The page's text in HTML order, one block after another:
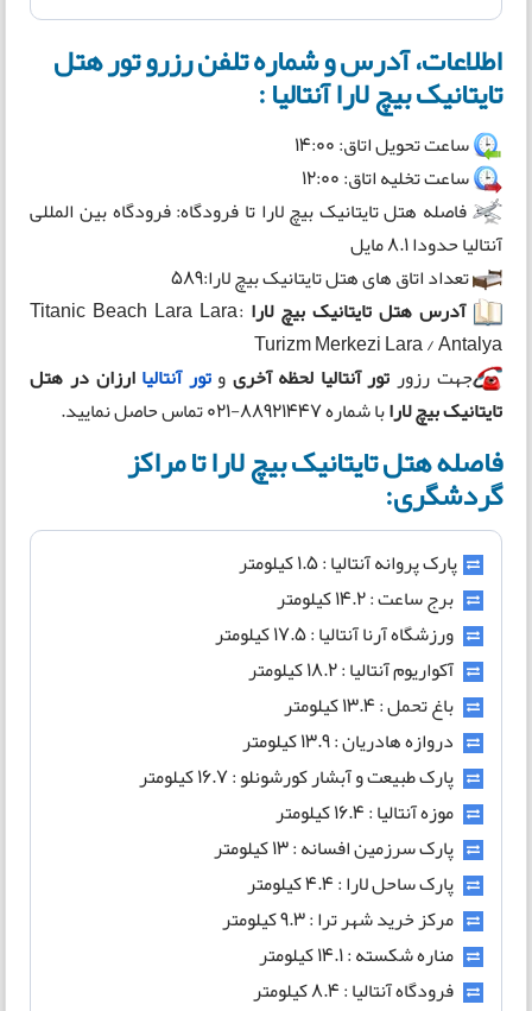
اطلاعات، آدرس و شماره تلفن رزرو تور هتل
تایتانیک بیچ لارا آنتالیا :
ساعت تحویل اتاق: 14:00
ساعت تخلیه اتاق: 12:00
فاصله هتل تایتانیک بیچ لارا تا فرودگاه: فرودگاه بین المللی
آنتالیا حدودا 8.1 مایل
تعداد اتاق های هتل تایتانیک بیچ لارا:589
آدرس هتل تایتانیک بیچ لارا :Titanic Beach Lara Lara
Turizm Merkezi Lara / Antalya
جهت رزورتور آنتالیا لحظه آخریوتور آنتالیاارزان درهتل
تایتانیک بیچ لارابا شماره 88921447-021 تماس حاصل نمایید.
فاصله هتل تایتانیک بیچ لارا تا مراکز
گردشگری:
پارک پروانه آنتالیا : 1.5 کیلومتر
برج ساعت : 14.2 کیلومتر
ورزشگاه آرنا آنتالیا : 17.5 کیلومتر
آکواریوم آنتالیا : 18.2 کیلومتر
باغ تحمل : 13.4 کیلومتر
دروازه هادریان : 13.9 کیلومتر
پارک طبیعت و آبشار کورشونلو : 16.7 کیلومتر
موزه آنتالیا : 16.4 کیلومتر
پارک سرزمین افسانه : 13 کیلومتر
پارک ساحل لارا : 4.4 کیلومتر
مرکز خرید شهر ترا : 9.3 کیلومتر
مناره شکسته : 14.1 کیلومتر
فرودگاه آنتالیا : 8.4 کیلومتر